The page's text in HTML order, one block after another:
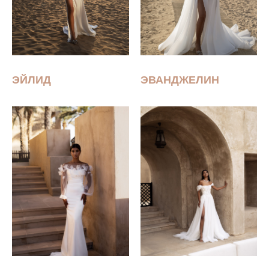
ЭЙЛИД ЭВАНДЖЕЛИН